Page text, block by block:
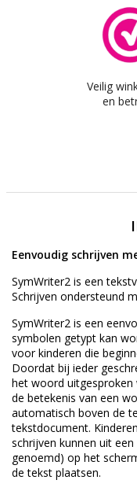
Veilig
en
Eenvoudig schrijven
SymWriter2 is een
Schrijven ondersteund
SymWriter2 is een
symbolen getypt kan
voor kinderen die
Doordat bij ieder
het woord uitgesproken
de betekenis van een
automatisch boven de
tekstdocument.
schrijven kunnen uit
genoemd) op het
de tekst plaatsen.